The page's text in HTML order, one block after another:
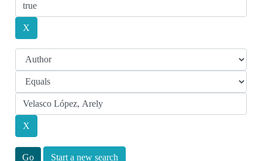
Start a new search